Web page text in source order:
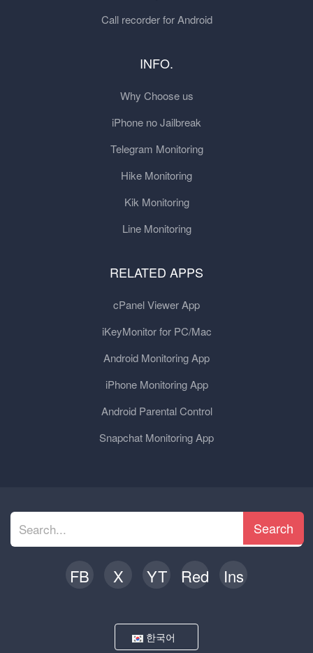
Call recorder for Android
INFO.
Why Choose us
iPhone no Jailbreak
Telegram Monitoring
Hike Monitoring
Kik Monitoring
Line Monitoring
RELATED APPS
cPanel Viewer App
iKeyMonitor for PC/Mac
Android Monitoring App
iPhone Monitoring App
Android Parental Control
Snapchat Monitoring App
Search
FB X YT Red Ins
한국어